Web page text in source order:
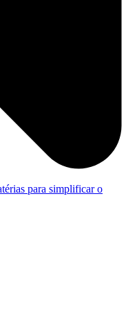
para simplificar o